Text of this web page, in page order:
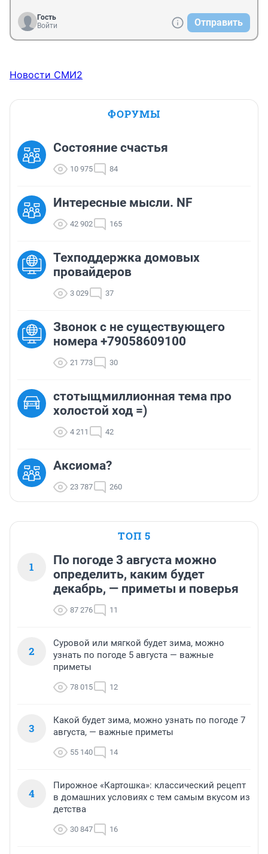
Гость
Войти
Отправить
Новости СМИ2
ФОРУМЫ
Состояние счастья
10 975 84
Интересные мысли. NF
42 902 165
Техподдержка домовых
провайдеров
3 029 37
Звонок с не существующего
номера +79058609100
21 773 30
стотыщмиллионная тема про
холостой ход =)
4 211 42
Аксиома?
23 787 260
ТОП 5
1
По погоде 3 августа можно
определить, каким будет
декабрь, — приметы и поверья
87 276 11
2
Суровой или мягкой будет зима, можно
узнать по погоде 5 августа — важные
приметы
78 015 12
3
Какой будет зима, можно узнать по погоде 7
августа, — важные приметы
55 140 14
4
Пирожное «Картошка»: классический рецепт
в домашних условиях с тем самым вкусом из
детства
30 847 16